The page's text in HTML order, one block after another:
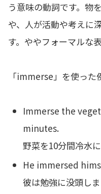
う意味の動詞です。物
や、人が活動や考えに
す。ややフォーマルな表
「immerse」を使った
Immerse the
minutes.
野菜を10分間冷水
He immersed
彼は勉強に没頭しま